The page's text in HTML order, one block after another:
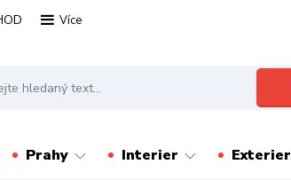
Více
Prahy Interier Exterier